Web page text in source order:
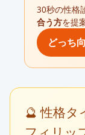
30秒の性格
合う方を提
どっち
🔮 性格タ